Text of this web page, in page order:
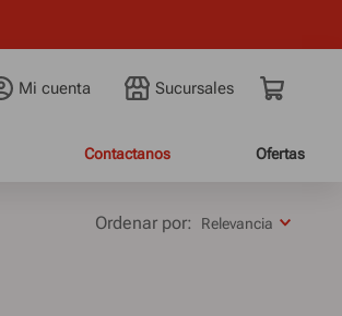
Mi cuenta
Contactanos Ofertas
Relevancia